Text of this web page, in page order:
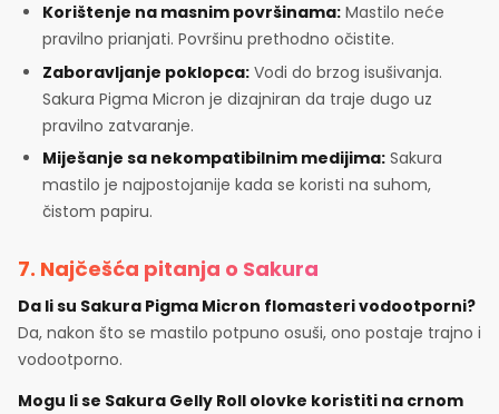
Korištenje na masnim površinama: Mastilo neće
pravilno prianjati. Površinu prethodno očistite.
Zaboravljanje poklopca: Vodi do brzog isušivanja.
Sakura Pigma Micron je dizajniran da traje dugo uz
pravilno zatvaranje.
Miješanje sa nekompatibilnim medijima: Sakura
mastilo je najpostojanije kada se koristi na suhom,
čistom papiru.
7. Najčešća pitanja o Sakura
Da li su Sakura Pigma Micron flomasteri vodootporni?
Da, nakon što se mastilo potpuno osuši, ono postaje trajno i
vodootporno.
Mogu li se Sakura Gelly Roll olovke koristiti na crnom